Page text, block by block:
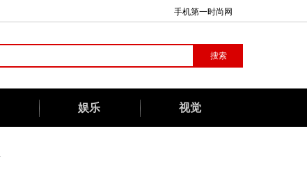
手机第一时尚网
娱乐 视觉